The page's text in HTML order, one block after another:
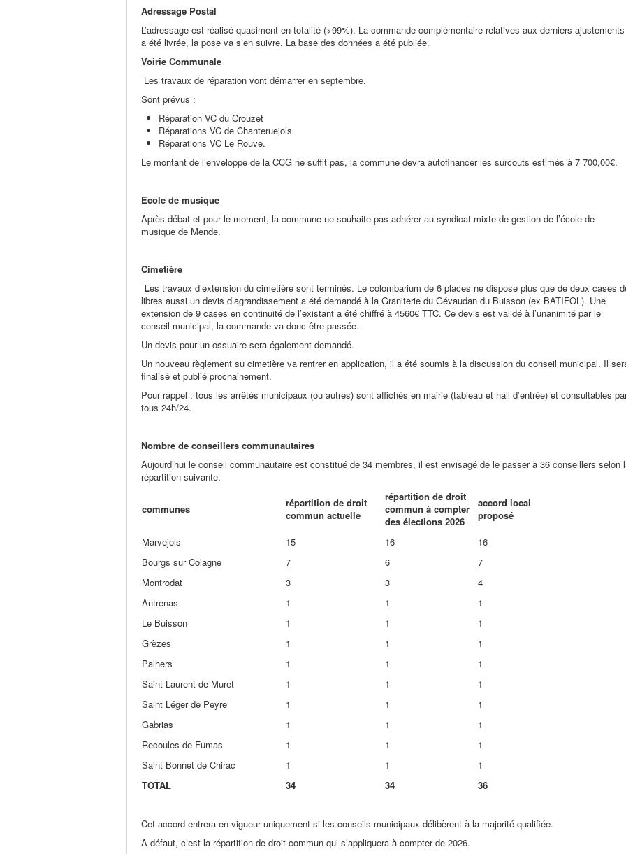
Adressage Postal
L’adressage est réalisé quasiment en totalité (>99%). La commande complémentaire relatives aux derniers ajustements
a été livrée, la pose va s’en suivre. La base des données a été publiée.
Voirie Communale
Les travaux de réparation vont démarrer en septembre.
Sont prévus :
Réparation VC du Crouzet
Réparations VC de Chanteruejols
Réparations VC Le Rouve.
Le montant de l’enveloppe de la CCG ne suffit pas, la commune devra autofinancer les surcouts estimés à 7 700,00€.
Ecole de musique
Après débat et pour le moment, la commune ne souhaite pas adhérer au syndicat mixte de gestion de l’école de
musique de Mende.
Cimetière
Les travaux d’extension du cimetière sont terminés. Le colombarium de 6 places ne dispose plus que de deux cases
libres aussi un devis d’agrandissement a été demandé à la Graniterie du Gévaudan du Buisson (ex BATIFOL). Une
extension de 9 cases en continuité de l’existant a été chiffré à 4560€ TTC. Ce devis est validé à l’unanimité par le
conseil municipal, la commande va donc être passée.
Un devis pour un ossuaire sera également demandé.
Un nouveau règlement su cimetière va rentrer en application, il a été soumis à la discussion du conseil municipal. Il
finalisé et publié prochainement.
Pour rappel : tous les arrêtés municipaux (ou autres) sont affichés en mairie (tableau et hall d’entrée) et consultables
tous 24h/24.
Nombre de conseillers communautaires
Aujourd’hui le conseil communautaire est constitué de 34 membres, il est envisagé de le passer à 36 conseillers selon
répartition suivante.
communes
répartition de droit
commun actuelle
répartition de droit
commun à compter
des élections 2026
accord local
proposé
Marvejols
15 16
16
Bourgs sur Colagne
7 6
7
Montrodat
3 3
4
Antrenas
1 1
1
Le Buisson
1 1
1
Grèzes
1 1
1
Palhers
1 1
1
Saint Laurent de Muret
1 1
1
Saint Léger de Peyre
1 1
1
Gabrias
1 1
1
Recoules de Fumas
1 1
1
Saint Bonnet de Chirac
1 1
1
TOTAL
34 34 36
Cet accord entrera en vigueur uniquement si les conseils municipaux délibèrent à la majorité qualifiée.
A défaut, c’est la répartition de droit commun qui s’appliquera à compter de 2026.